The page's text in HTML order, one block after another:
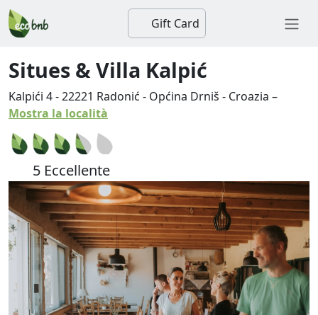
Gift Card
Situes & Villa Kalpić
Kalpići 4-22221 Radonić - Općina Drniš - Croazia –
Mostra la località
5 Eccellente